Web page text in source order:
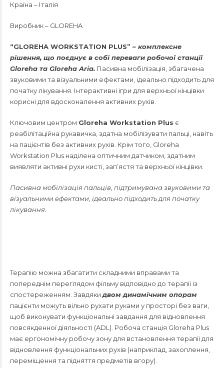
Країна – Італія
Виробник – GLOREHA
“GLOREHA WORKSTATION PLUS” – комплексне
рішення, що поєднує в собі переваги робочої станції
Gloreha та Gloreha Aria. Пасивна мобілізація, збагачена
звуковими та візуальними ефектами, ідеально підходить для
початку лікування. Інтерактивні ігри для верхньої кінцівки
корисні для вдосконалення активних рухів.
Ключовим центром Gloreha Workstation Plus є
реабілітаційна рукавичка, здатна мобілізувати пальці, навіть
на пацієнтів без активних рухів. Крім того, Gloreha
Workstation Plus наділена оптичним датчиком, здатним
виявляти активні рухи кисті, зап’ястя та верхньої кінцівки.
Пасивна мобілізація пальців, підтримувана звуковими та
візуальними ефектами, ідеально підходить для початку
лікування.
Терапію можна збагатити складними вправами та
попереднім переглядом фільму відповідно до терапії із
спостереженням. Завдякидвом динамічним опорам
пацієнти можуть вільно рухати руками у просторі без ваги,
щоб виконувати функціональні завдання для відновлення
повсякденної діяльності (ADL). Робоча станція Gloreha Plus
має ергономічну робочу зону для встановлення терапії для
відновлення функціональних рухів (наприклад, захоплення,
переміщення та підняття предметів вгору).